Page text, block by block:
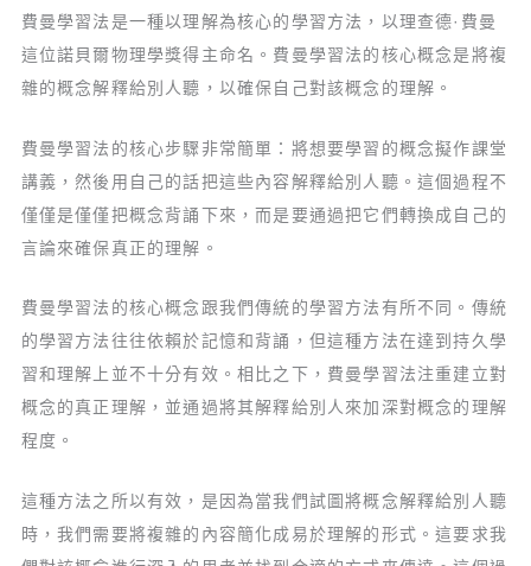
費曼學習法是一種以理解為核心的學習方法，以理查德·費曼
這位諾貝爾物理學獎得主命名。費曼學習法的核心概念是將複
雜的概念解釋給別人聽，以確保自己對該概念的理解。
費曼學習法的核心步驟非常簡單：將想要學習的概念擬作課堂
講義，然後用自己的話把這些內容解釋給別人聽。這個過程不
僅僅是僅僅把概念背誦下來，而是要通過把它們轉換成自己的
言論來確保真正的理解。
費曼學習法的核心概念跟我們傳統的學習方法有所不同。傳統
的學習方法往往依賴於記憶和背誦，但這種方法在達到持久學
習和理解上並不十分有效。相比之下，費曼學習法注重建立對
概念的真正理解，並通過將其解釋給別人來加深對概念的理解
程度。
這種方法之所以有效，是因為當我們試圖將概念解釋給別人聽
時，我們需要將複雜的內容簡化成易於理解的形式。這要求我